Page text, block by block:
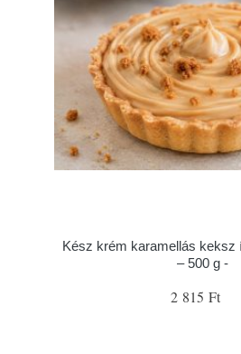
Kész krém karamellás keksz
– 500 g -
2 815 Ft